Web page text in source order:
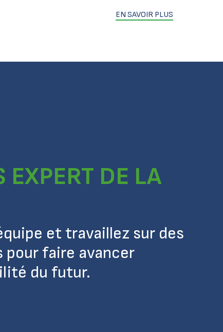
EN SAVOIR PLUS
EXPERT DE LA
et travaillez sur des
faire avancer
du futur.